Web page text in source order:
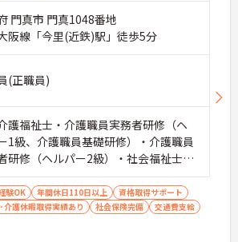
門真市 門真1048番地
阪線「今里(近鉄)駅」徒歩5分
(正職員)
護福祉士・介護職員実務者研修（ヘ
1級、介護職員基礎研修）・介護職員
研修（ヘルパー2級）・社会福祉士・
祉主事任用 いずれかお持ちの方 ■
動車免許（ＡＴ限定可）必須
験OK 年間休日110日以上
資格取得サポート
介護休暇取得実績あり 社会保険完備
交通費支給